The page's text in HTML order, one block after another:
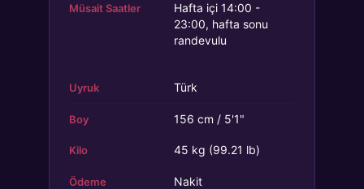
Müsait Saatler
Hafta içi 14:00 -
23:00, hafta sonu
randevulu
Uyruk Türk
Boy 156 cm / 5'1"
Kilo 45 kg (99.21 lb)
Ödeme Nakit